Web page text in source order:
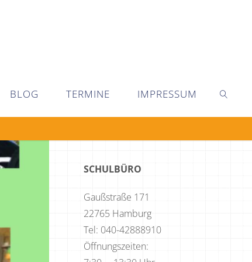
BLOG TERMINE IMPRESSUM
SCHULBÜRO
Gaußstraße 171
22765 Hamburg
Tel: 040-42888910
Öffnungszeiten: